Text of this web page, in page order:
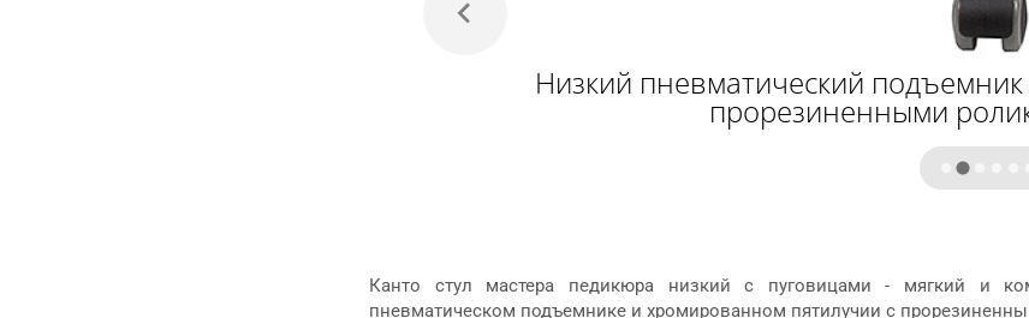
Низкий пневматический
прорезиненными
Канто стул мастера педикюра низкий с пуговицами - мягкий и
пневматическом подъемнике и хромированном пятилучии с